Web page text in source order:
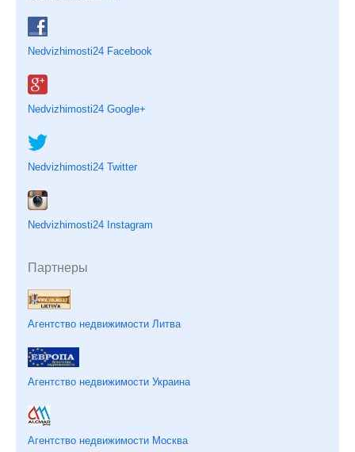
Nedvizhimosti24 Facebook
Nedvizhimosti24 Google+
Nedvizhimosti24 Twitter
Nedvizhimosti24 Instagram
Партнеры
Агентство недвижимости Литва
Агентство недвижимости Украина
Агентство недвижимости Москва